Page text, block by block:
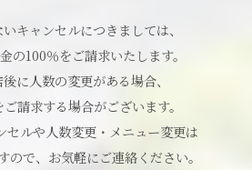
キャンセルにつきましては、
の100％をご請求いたします。
に人数の変更がある場合、
請求する場合がございます。
セルや人数変更・メニュー変更は
ので、お気軽にご連絡ください。